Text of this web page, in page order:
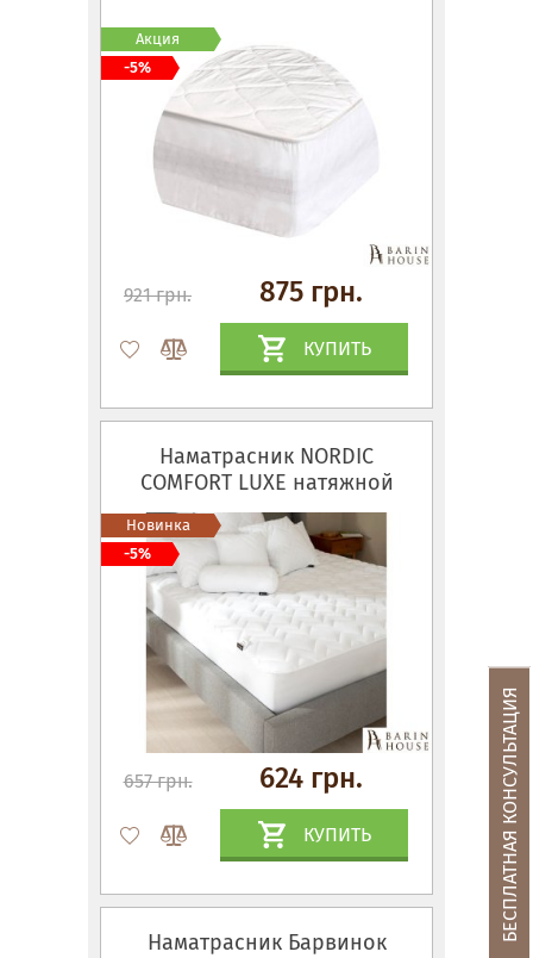
921 грн. 875 грн.
КУПИТЬ
Акция
-5%
Наматрасник NORDIC
СOMFORT LUXE натяжной
657 грн. 624 грн.
КУПИТЬ
Новинка
-5%
Наматрасник Барвинок
БЕСПЛАТНАЯ КОНСУЛЬТАЦИЯ